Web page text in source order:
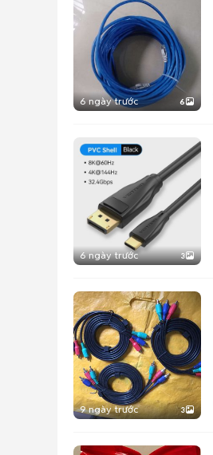
6 ngày trước 6
6 ngày trước 3
9 ngày trước 3